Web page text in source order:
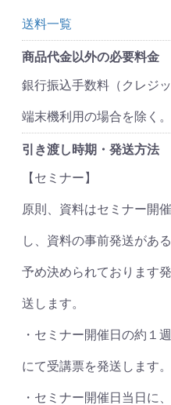
送料一覧
商品代金以外の必要料金
銀行振込手数料（クレジ
端末機利用の場合を除く。
引き渡し時期・発送方法
【セミナー】
原則、資料はセミナー開
し、資料の事前発送があ
予め決められております
送します。
・セミナー開催日の約１
にて受講票を発送します。
・セミナー開催日当日に